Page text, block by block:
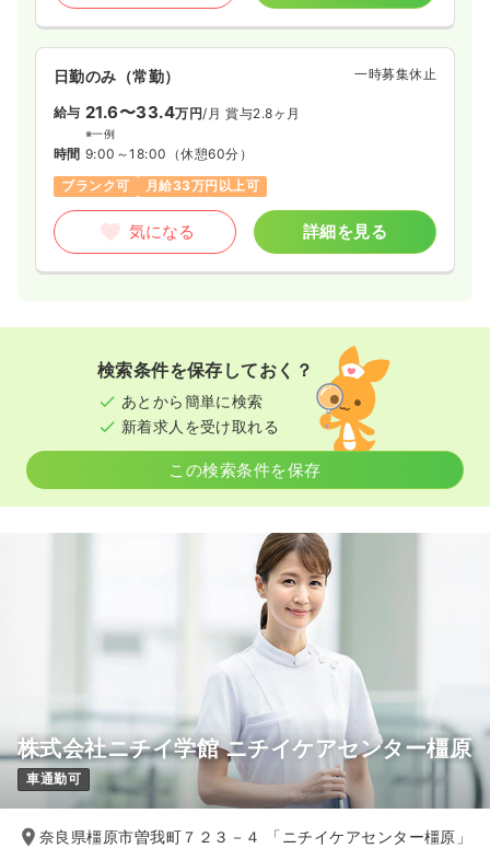
日勤のみ（常勤） 一時募集休止
給与 21.6〜33.4万円/月 賞与2.8ヶ月
※一例
時間 9:00～18:00 （休憩60分）
ブランク可
月給33万円以上可
気になる 詳細を見る
検索条件を保存しておく？
あとから簡単に検索
新着求人を受け取れる
この検索条件を保存
株式会社ニチイ学館 ニチイケアセンター橿原
車通勤可
奈良県橿原市曽我町７２３－４ 「ニチイケアセンター橿原」